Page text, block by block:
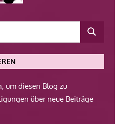
um diesen Blog zu
über neue Beiträge